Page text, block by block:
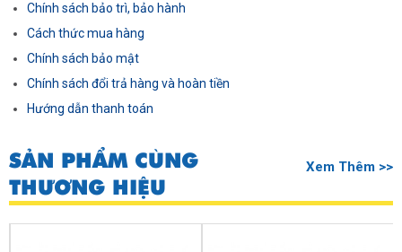
Chính sách bảo trì, bảo hành
Cách thức mua hàng
Chính sách bảo mật
Chính sách đổi trả hàng và hoàn tiền
Hướng dẫn thanh toán
SẢN PHẨM CÙNG
THƯƠNG HIỆU
Xem Thêm >>